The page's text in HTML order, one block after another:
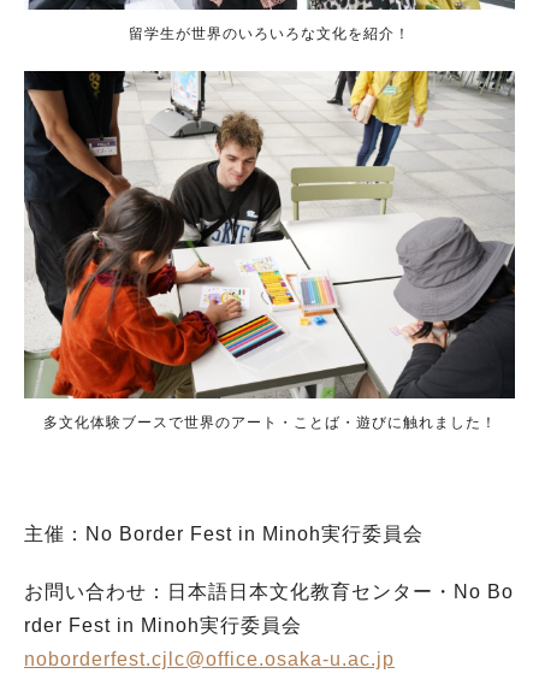
留学生が世界のいろいろな文化を紹介！
多文化体験ブースで世界のアート・ことば・遊びに触れました！
主催：No Border Fest in Minoh実行委員会
お問い合わせ：日本語日本文化教育センター・No Bo
rder Fest in Minoh実行委員会
noborderfest.cjlc@office.osaka-u.ac.jp